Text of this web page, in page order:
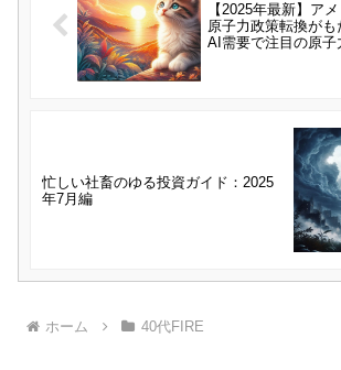
【2025年最新】ア
原子力政策転換がも
AI需要で注目の原子
忙しい社畜のゆる投資ガイド：2025
年7月編
ホーム 40代FIRE